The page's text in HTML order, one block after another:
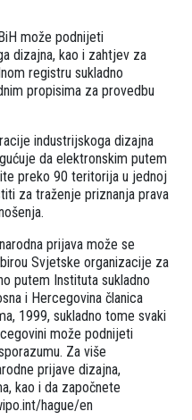
može podnijeti
dizajna, kao i zahtjev za
registru sukladno
propisima za provedbu
industrijskoga dizajna
da elektronskim putem
preko 90 teritorija u jednoj
za traženje priznanja prava
prijava može se
Svjetske organizacije za
putem Instituta sukladno
i Hercegovina članica
1999, sukladno tome svaki
može podnijeti
Za više
prijave dizajna,
kao i da započnete
hague/en